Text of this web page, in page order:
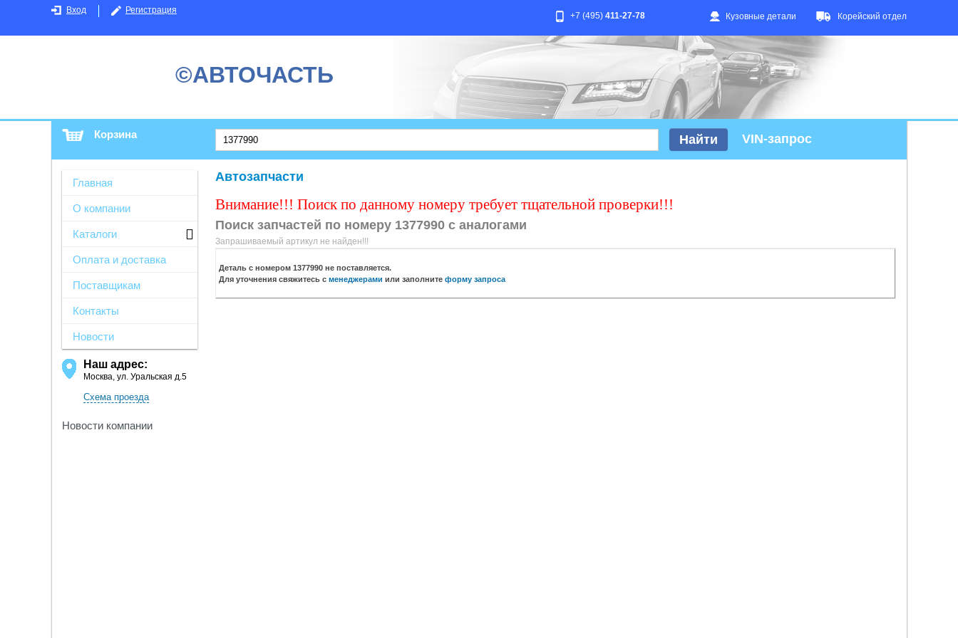
Вход Регистрация
Кузовные детали Корейский отдел
+7 (495) 411-27-78
©АВТОЧАСТЬ
Корзина VIN-запрос
Главная
О компании
Каталоги
Оплата и доставка
Поставщикам
Контакты
Новости
Наш адрес:
Москва, ул. Уральская д.5
Схема проезда
Новости компании
Автозапчасти
Внимание!!! Поиск по данному номеру требует тщательной проверки!!!
Поиск запчастей по номеру 1377990 с аналогами
Запрашиваемый артикул не найден!!!
Деталь с номером 1377990 не поставляется.
Для уточнения свяжитесь с менеджерами или заполните форму запроса